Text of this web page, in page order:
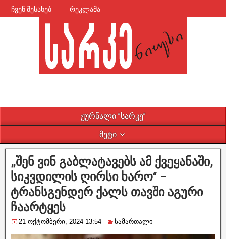
ჩვენ შესახებ რეკლამა
ჟურნალი ”სარკე”
მეტი
„შენ ვინ გაბლატავებს ამ ქვეყანაში,
სიკვდილის ღირსი ხარო“ –
ტრანსგენდერ ქალს თავში აგური
ჩაარტყეს
21 ოქტომბერი, 2024 13:54 სამართალი